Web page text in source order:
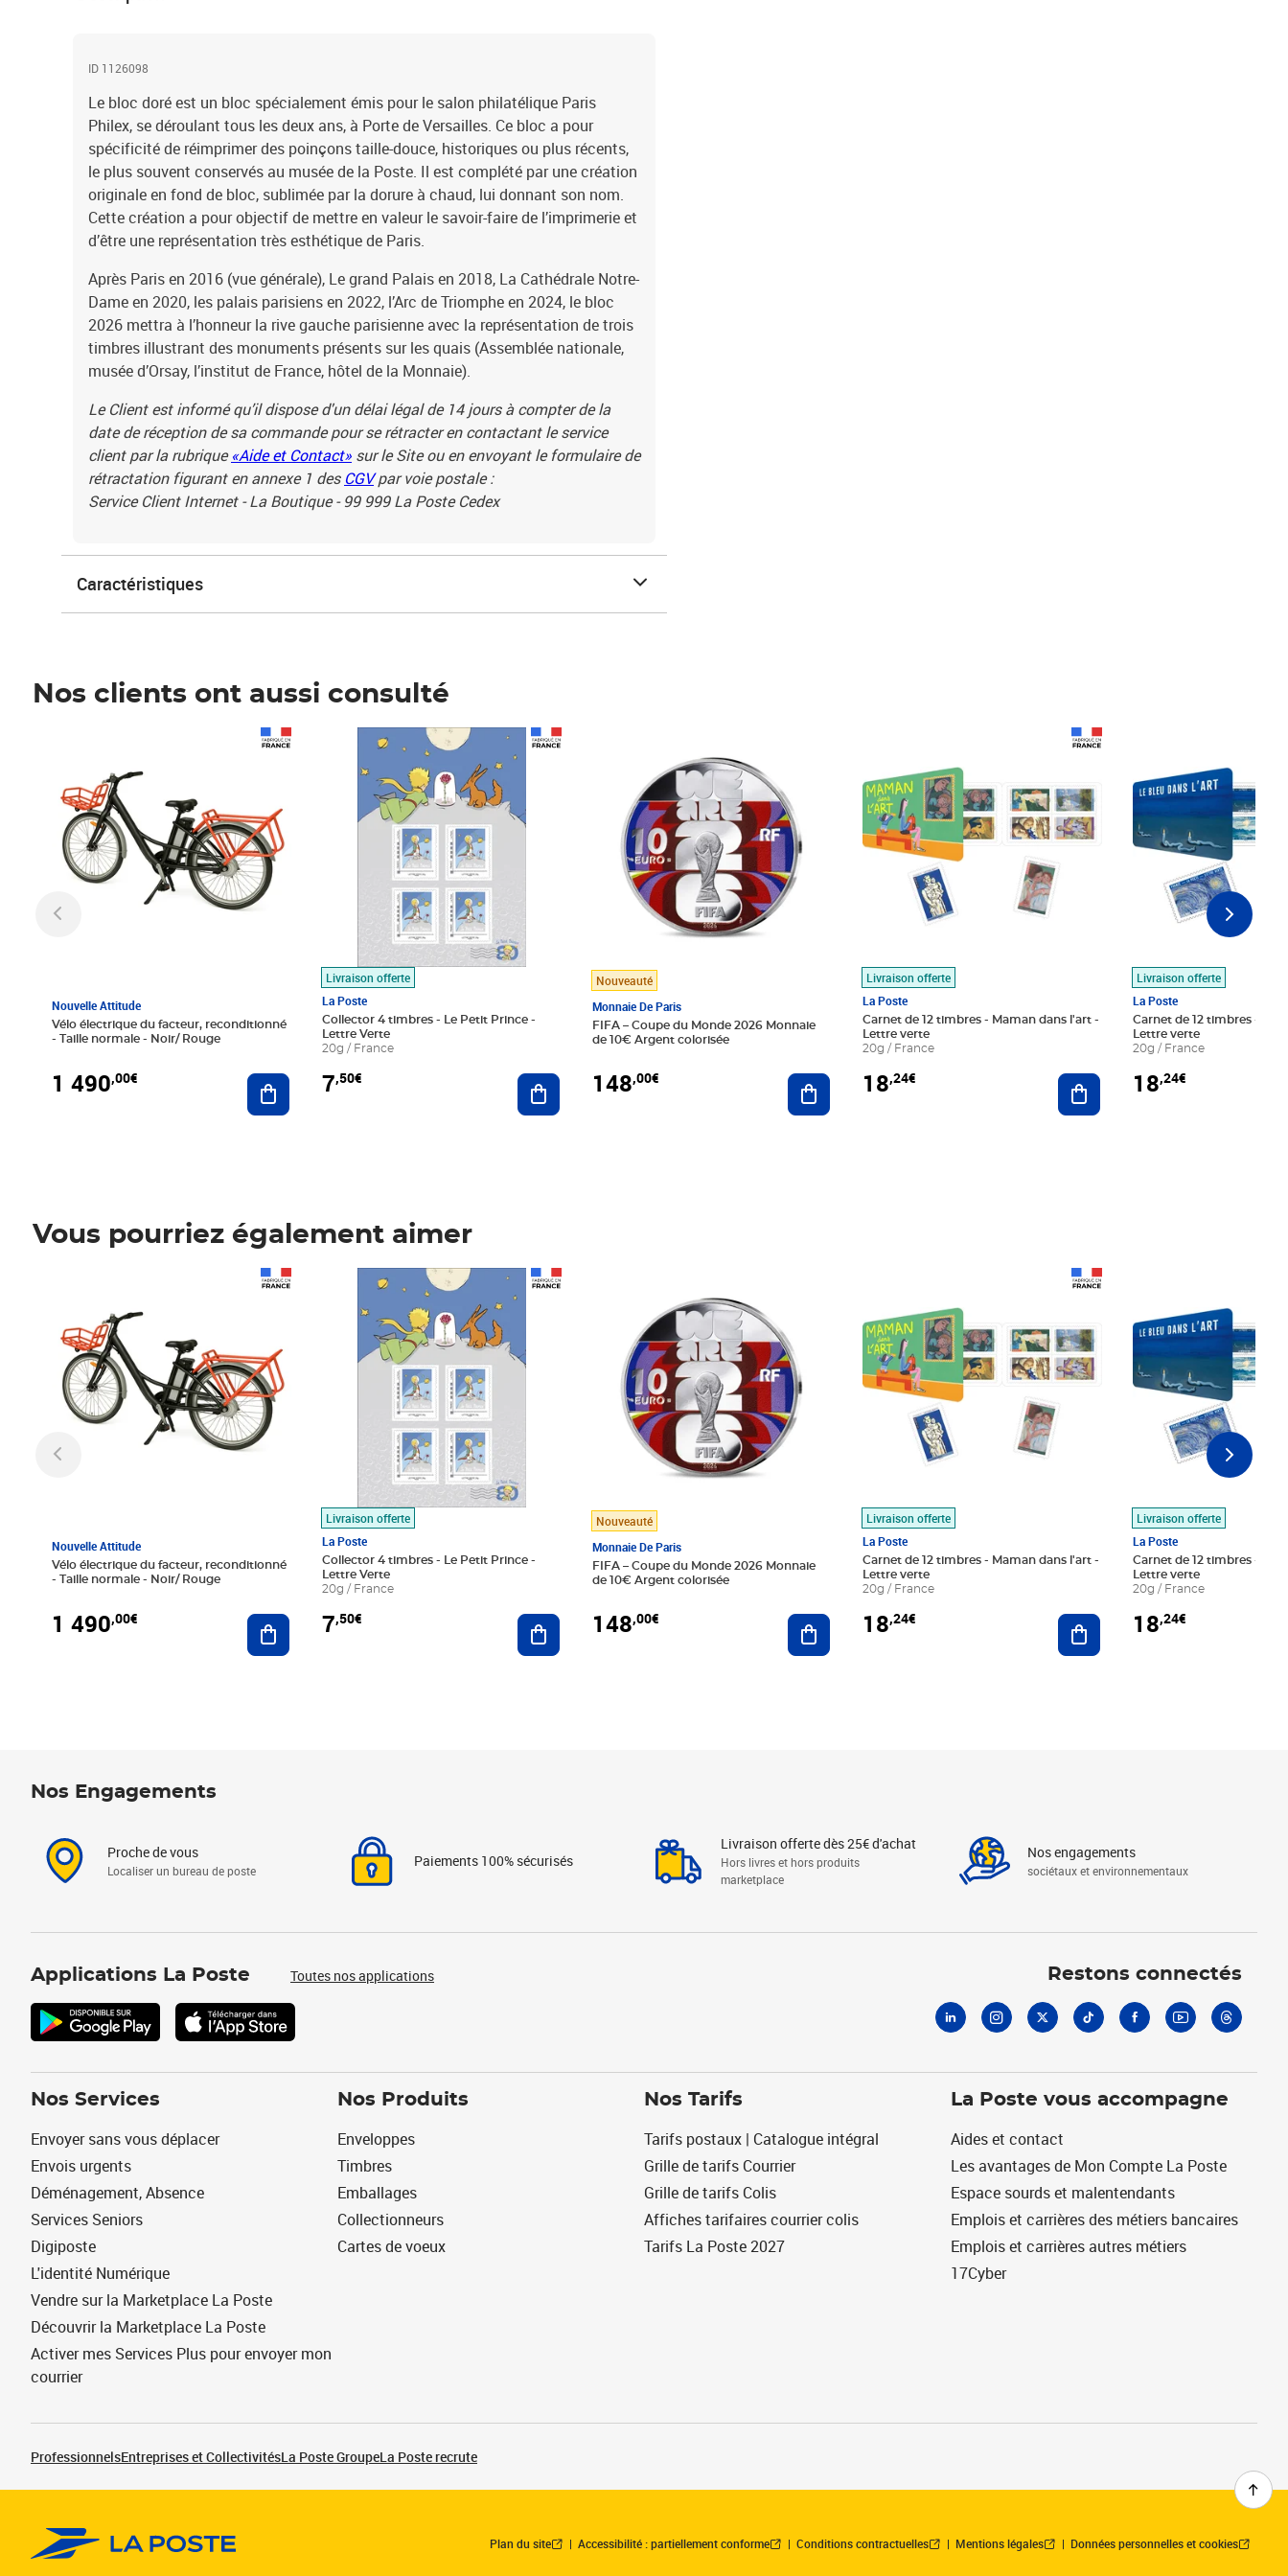
ID 1126098
Le bloc doré est un bloc spécialement émis pour le salon philatélique Paris
Philex, se déroulant tous les deux ans, à Porte de Versailles. Ce bloc a pour
spécificité de réimprimer des poinçons taille-douce, historiques ou plus récents,
le plus souvent conservés au musée de la Poste. Il est complété par une création
originale en fond de bloc, sublimée par la dorure à chaud, lui donnant son nom.
Cette création a pour objectif de mettre en valeur le savoir-faire de l’imprimerie et
d’être une représentation très esthétique de Paris.
Après Paris en 2016 (vue générale), Le grand Palais en 2018, La Cathédrale Notre-
Dame en 2020, les palais parisiens en 2022, l’Arc de Triomphe en 2024, le bloc
2026 mettra à l’honneur la rive gauche parisienne avec la représentation de trois
timbres illustrant des monuments présents sur les quais (Assemblée nationale,
musée d’Orsay, l’institut de France, hôtel de la Monnaie).
Le Client est informé qu’il dispose d'un délai légal de 14 jours à compter de la
date de réception de sa commande pour se rétracter en contactant le service
client par la rubrique«Aide et Contact» sur le Site ou en envoyant le formulaire de
rétractation figurant en annexe 1 des CGVpar voie postale :
Service Client Internet - La Boutique - 99 999 La Poste Cedex
Caractéristiques
Nos clients ont aussi consulté
Nouvelle Attitude
Vélo électrique du facteur, reconditionné
- Taille normale - Noir/ Rouge
1 490,00€ Ajouter au panier
Livraison offerte
La Poste
Collector 4 timbres - Le Petit Prince -
Lettre Verte
20g / France
7,50€
Prix 7,50€
Ajouter au panier
Nouveauté
Monnaie De Paris
FIFA – Coupe du Monde 2026 Monnaie
de 10€ Argent colorisée
148,00€ Ajouter au panier
Livraison offerte
La Poste
Carnet de 12 timbres - Maman dans l'art -
Lettre verte
20g / France
18,24€ Ajouter au panier
Livraison offerte
La Poste
Carnet de 12 timbres - Le
Lettre verte
20g / France
18,24€
Vous pourriez également aimer
Nouvelle Attitude
Vélo électrique du facteur, reconditionné
- Taille normale - Noir/ Rouge
1 490,00€ Ajouter au panier
Livraison offerte
La Poste
Collector 4 timbres - Le Petit Prince -
Lettre Verte
20g / France
7,50€
Prix 7,50€
Ajouter au panier
Nouveauté
Monnaie De Paris
FIFA – Coupe du Monde 2026 Monnaie
de 10€ Argent colorisée
148,00€ Ajouter au panier
Livraison offerte
La Poste
Carnet de 12 timbres - Maman dans l'art -
Lettre verte
20g / France
18,24€ Ajouter au panier
Livraison offerte
La Poste
Carnet de 12 timbres - Le
Lettre verte
20g / France
18,24€
Nos Engagements
Proche de vous
Localiser un bureau de poste
Paiements 100% sécurisés
Livraison offerte dès 25€ d'achat
Hors livres et hors produits
marketplace
Nos engagements
sociétaux et environnementaux
Applications La Poste Toutes nos applications Restons connectés
Nos Services
Envoyer sans vous déplacer
Envois urgents
Déménagement, Absence
Services Seniors
Digiposte
L'identité Numérique
Vendre sur la Marketplace La Poste
Découvrir la Marketplace La Poste
Activer mes Services Plus pour envoyer mon
courrier
Nos Produits
Enveloppes
Timbres
Emballages
Collectionneurs
Cartes de voeux
Nos Tarifs
Tarifs postaux | Catalogue intégral
Grille de tarifs Courrier
Grille de tarifs Colis
Affiches tarifaires courrier colis
Tarifs La Poste 2027
La Poste vous accompagne
Aides et contact
Les avantages de Mon Compte La Poste
Espace sourds et malentendants
Emplois et carrières des métiers bancaires
Emplois et carrières autres métiers
17Cyber
ProfessionnelsEntreprises et CollectivitésLa Poste GroupeLa Poste recrute
Plan du site Accessibilité : partiellement conforme Conditions contractuelles Mentions légales Données personnelles et cookies